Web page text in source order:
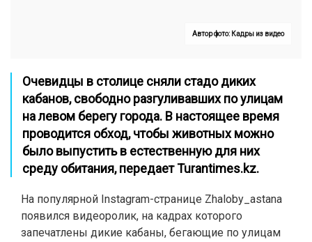
Автор фото: Кадры из видео
Очевидцы в столице сняли стадо диких
кабанов, свободно разгуливавших по улицам
на левом берегу города. В настоящее время
проводится обход, чтобы животных можно
было выпустить в естественную для них
среду обитания, передаетTurantimes.kz.
На популярной Instagram-странице Zhaloby_astana
появился видеоролик, на кадрах которого
запечатлены дикие кабаны, бегающие по улицам